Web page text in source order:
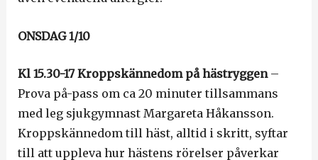
ONSDAG 1/10
Kl 15.30-17 Kroppskännedom på hästryggen–
Prova på-pass om ca 20 minuter tillsammans
med leg sjukgymnast Margareta Håkansson.
Kroppskännedom till häst, alltid i skritt, syftar
till att uppleva hur hästens rörelser påverkar